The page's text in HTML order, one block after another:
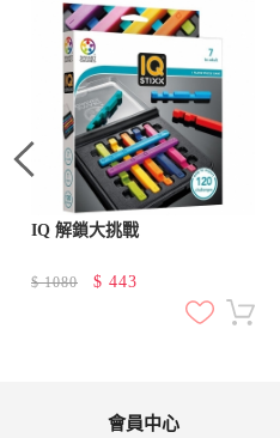
IQ 解鎖大挑戰
$1080 $ 443
會員中心